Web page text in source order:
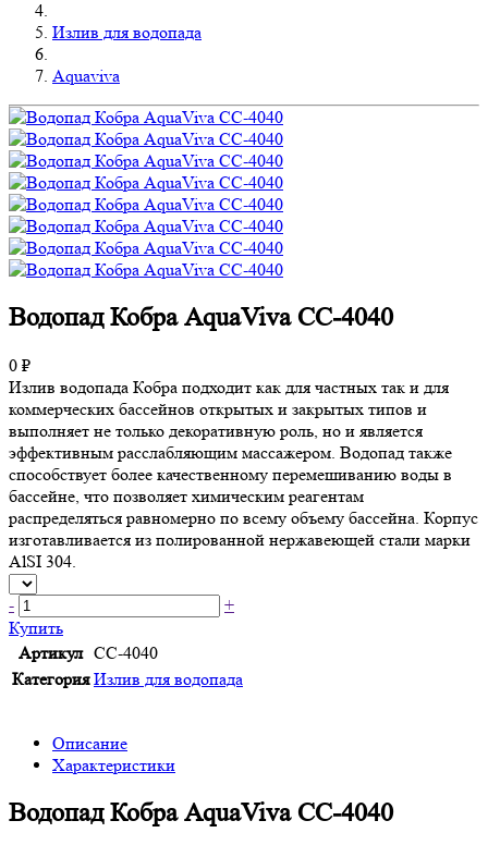
Излив для водопада
Aquaviva
Водопад Кобра AquaViva CС-4040
0 ₽
Излив водопада Кобра подходит как для частных так и для
коммерческих бассейнов открытых и закрытых типов и
выполняет не только декоративную роль, но и является
эффективным расслабляющим массажером. Водопад также
способствует более качественному перемешиванию воды в
бассейне, что позволяет химическим реагентам
распределяться равномерно по всему объему бассейна. Корпус
изготавливается из полированной нержавеющей стали марки
AlSI 304.
-
+
Купить
Артикул CС-4040
Категория Излив для водопада
Описание
Характеристики
Водопад Кобра AquaViva CС-4040